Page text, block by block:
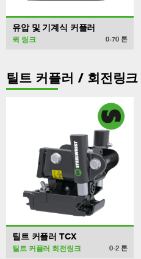
유압 및 기계식 커플러
퀵 링크 0-70 톤
틸트 커플러 / 회전링크
틸트 커플러 TCX
틸트 커플러 회전링크 0-2 톤